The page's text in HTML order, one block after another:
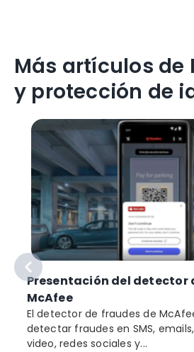
Más artículos de
y protección de
Presentación del detector
McAfee
El detector de fraudes de
detectar fraudes en SMS,
video, redes sociales y...